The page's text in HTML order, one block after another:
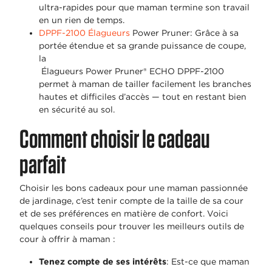
ultra-rapides pour que maman termine son travail
en un rien de temps.
DPPF-2100 Élagueurs Power Pruner: Grâce à sa
portée étendue et sa grande puissance de coupe,
la
Élagueurs Power Pruner® ECHO DPPF-2100
permet à maman de tailler facilement les branches
hautes et difficiles d’accès — tout en restant bien
en sécurité au sol.
Comment choisir le cadeau
parfait
Choisir les bons cadeaux pour une maman passionnée
de jardinage, c’est tenir compte de la taille de sa cour
et de ses préférences en matière de confort. Voici
quelques conseils pour trouver les meilleurs outils de
cour à offrir à maman :
Tenez compte de ses intérêts: Est-ce que maman